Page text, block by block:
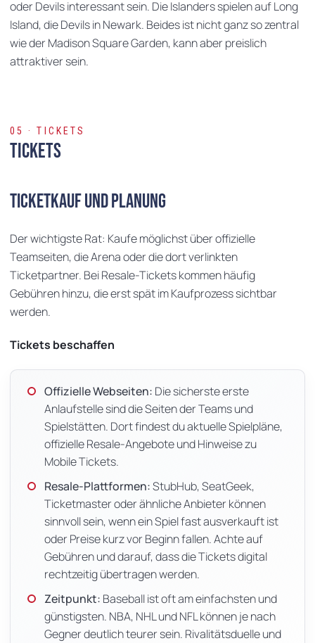
oder Devils interessant sein. Die Islanders spielen auf Long
Island, die Devils in Newark. Beides ist nicht ganz so zentral
wie der Madison Square Garden, kann aber preislich
attraktiver sein.
05 · TICKETS
Tickets
Ticketkauf und Planung
Der wichtigste Rat: Kaufe möglichst über offizielle
Teamseiten, die Arena oder die dort verlinkten
Ticketpartner. Bei Resale-Tickets kommen häufig
Gebühren hinzu, die erst spät im Kaufprozess sichtbar
werden.
Tickets beschaffen
Offizielle Webseiten: Die sicherste erste
Anlaufstelle sind die Seiten der Teams und
Spielstätten. Dort findest du aktuelle Spielpläne,
offizielle Resale-Angebote und Hinweise zu
Mobile Tickets.
Resale-Plattformen:StubHub, SeatGeek,
Ticketmaster oder ähnliche Anbieter können
sinnvoll sein, wenn ein Spiel fast ausverkauft ist
oder Preise kurz vor Beginn fallen. Achte auf
Gebühren und darauf, dass die Tickets digital
rechtzeitig übertragen werden.
Zeitpunkt: Baseball ist oft am einfachsten und
günstigsten. NBA, NHL und NFL können je nach
Gegner deutlich teurer sein. Rivalitätsduelle und